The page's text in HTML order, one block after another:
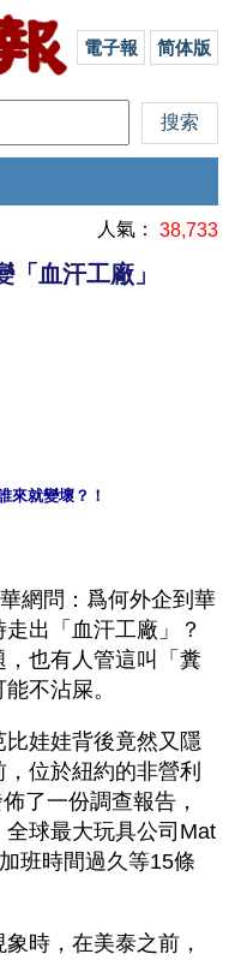
電子報 简体版
人氣： 38,733
血汗工廠」
來就變壞？！
網問：爲何外企到華
出「血汗工廠」？
也有人管這叫「糞
不沾屎。
娃娃背後竟然又隱
位於紐約的非營利
了一份調查報告，
球最大玩具公司Mat
班時間過久等15條
時，在美泰之前，